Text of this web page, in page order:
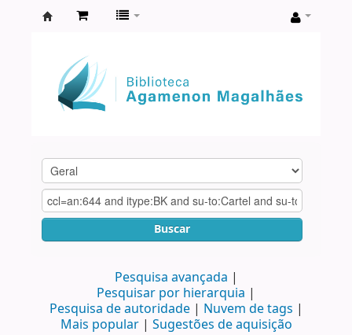
Agamenon
Magalhães
Buscar
Pesquisa avançada
Pesquisar por hierarquia
Pesquisa de autoridade
Nuvem de tags
Mais popular
Sugestões de aquisição